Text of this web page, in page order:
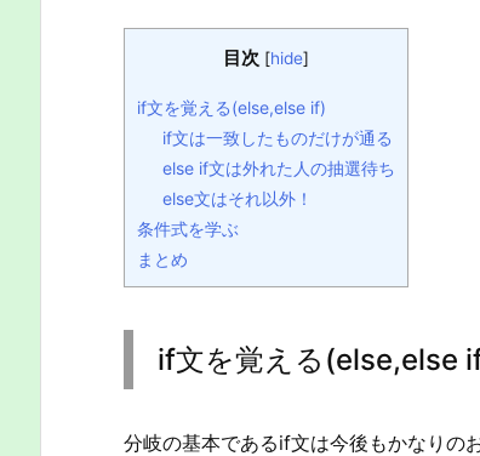
目次 [hide]
if文を覚える(else,else if)
if文は一致したものだけが通る
else if文は外れた人の抽選待ち
else文はそれ以外！
条件式を学ぶ
まとめ
if文を覚える(else,else
分岐の基本であるif文は今後もかなりの